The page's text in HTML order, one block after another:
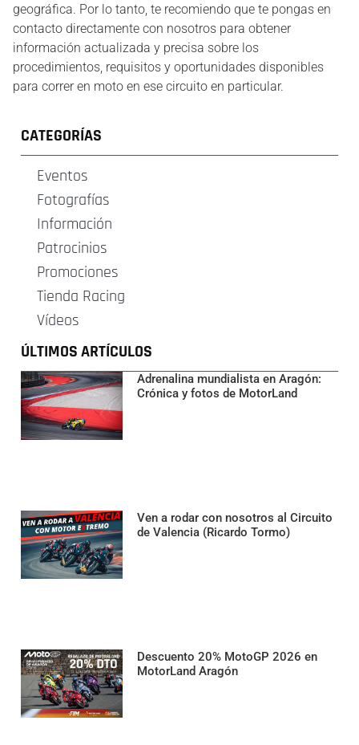
geográfica. Por lo tanto, te recomiendo que te pongas en
contacto directamente con nosotros para obtener
información actualizada y precisa sobre los
procedimientos, requisitos y oportunidades disponibles
para correr en moto en ese circuito en particular.
CATEGORÍAS
Eventos
Fotografías
Información
Patrocinios
Promociones
Tienda Racing
Vídeos
ÚLTIMOS ARTÍCULOS
Adrenalina mundialista en Aragón:
Crónica y fotos de MotorLand
Ven a rodar con nosotros al Circuito
de Valencia (Ricardo Tormo)
Descuento 20% MotoGP 2026 en
MotorLand Aragón